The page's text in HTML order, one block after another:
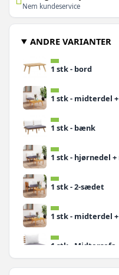
Nem kundeservice
ANDRE VARIANTER
1 stk - bord
1 stk - midterdel
1 stk - bænk
1 stk - hjørnedel
1 stk - 2-sædet
1 stk - midterdel
1 stk - Midtersofa